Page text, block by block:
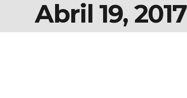
Abril 19, 2017